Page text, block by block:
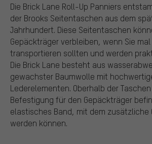
Die Brick Lane Roll-Up Panniers
der Brooks Seitentaschen aus dem
Jahrhundert. Diese Seitentaschen
Gepäckträger verbleiben, wenn Sie
transportieren sollten und werden
Die Brick Lane besteht aus
gewachster Baumwolle mit
Lederelementen. Oberhalb der
Befestigung für den Gepäckträger
elastisches Band, mit dem
werden können.